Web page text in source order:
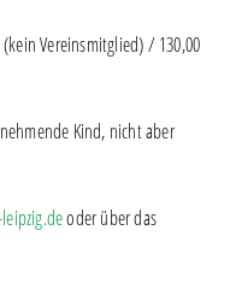
Vereinsmitglied) / 130,00
Kind, nicht aber
oder über das